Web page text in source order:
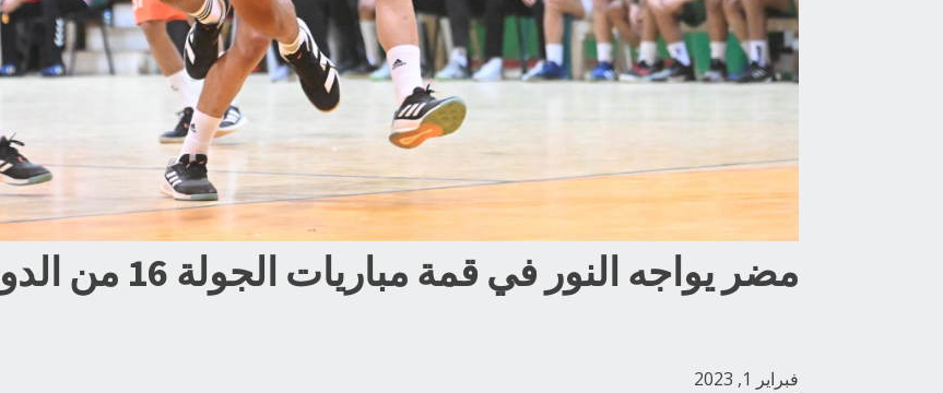
مضر يواجه النور في قمة مباريات الجولة 16 من الدوري الممتاز لشباب اليد
فبراير 1, 2023